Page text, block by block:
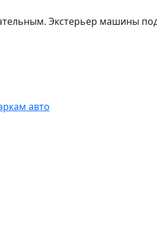
Экстерьер машины
авто